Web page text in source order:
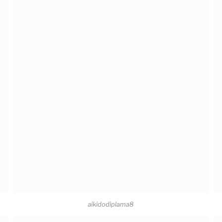
aikidodiplama8